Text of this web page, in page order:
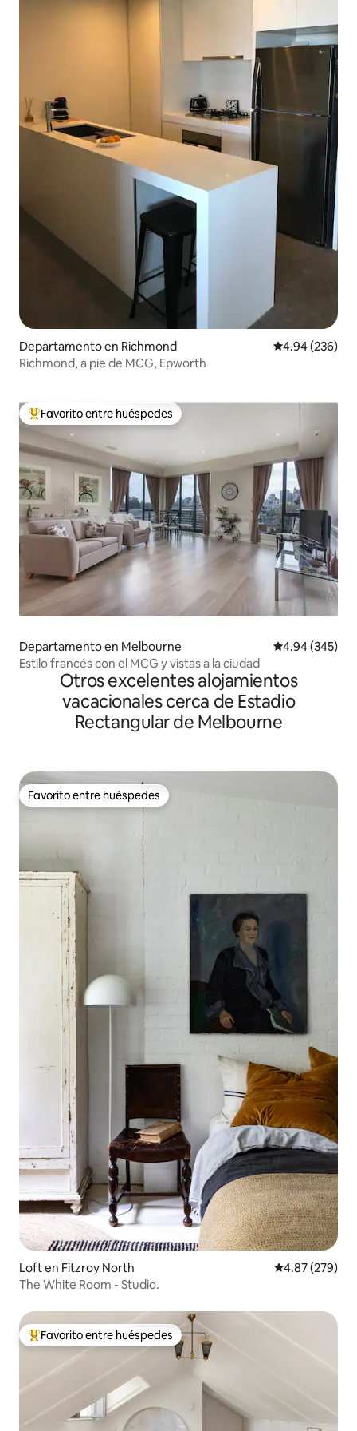
Departamento en Richmond Calificación
4.94 (236)
Richmond, a pie de MCG, Epworth
De los mejores en Favorito entre huéspedes
Favorito entre huéspedes
Departamento en Melbourne Calificación
4.94 (345)
Estilo francés con el MCG y vistas a la ciudad
Otros excelentes alojamientos
vacacionales cerca de Estadio
Rectangular de Melbourne
Favorito entre huéspedes
Favorito entre huéspedes
Loft en Fitzroy North Calificación
4.87 (279)
The White Room - Studio.
De los mejores en Favorito entre huéspedes
Favorito entre huéspedes